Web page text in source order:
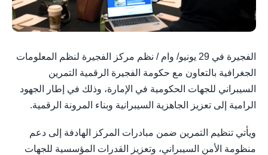
الفجيرة في 29 يونيو/ وام / نظم مركز الفجيرة لنظم المعلومات
الجغرافية بالتعاون مع حكومة الفجيرة الرقمية التمرين
السيبراني للجهات الحكومية في الإمارة، وذلك في إطار الجهود
الرامية إلى تعزيز الجاهزية السيبرانية وبناء المرونة الرقمية.
ويأتي تنظيم التمرين ضمن مبادرات المركز الهادفة إلى دعم
منظومة الأمن السيبراني، وتعزيز القدرات المؤسسية للجهات